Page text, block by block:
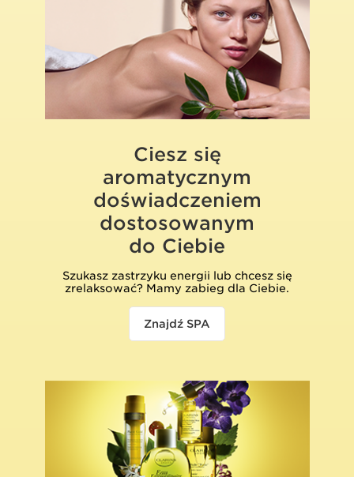
Ciesz się
aromatycznym
doświadczeniem
dostosowanym
do Ciebie
Szukasz zastrzyku energii lub chcesz się
zrelaksować? Mamy zabieg dla Ciebie.
Znajdź SPA